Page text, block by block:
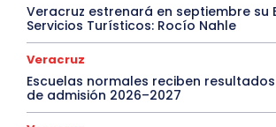
Veracruz estrenará en septiembre su
Servicios Turísticos: Rocío Nahle
Veracruz
Escuelas normales reciben
de admisión 2026–2027